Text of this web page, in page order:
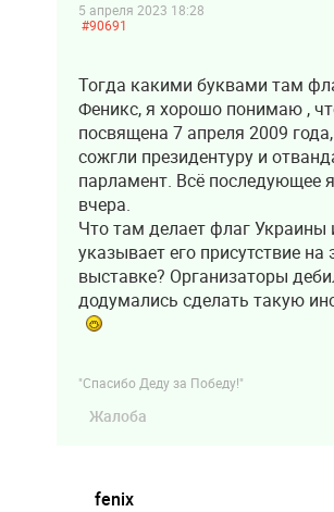
5 апреля 2023 18:28
#90691
Тогда какими буквами там
Феникс, я хорошо понимаю ,
посвящена 7 апреля 2009
сожгли президентуру и
парламент. Всё последующее
вчера.
Что там делает флаг Украины
указывает его присутствие на
выставке? Организаторы
додумались сделать такую
"Спасибо Деду за Победу!"
Жалоба
fenix